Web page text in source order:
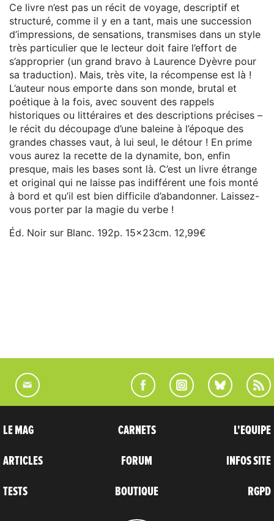
Ce livre n’est pas un récit de voyage, descriptif et
structuré, comme il y en a tant, mais une succession
d’impressions, de sensations, transmises dans un style
très particulier que le lecteur doit faire l’effort de
s’approprier (un grand bravo à Laurence Dyèvre pour
sa traduction). Mais, très vite, la récompense est là !
L’auteur nous emporte dans son monde, brutal et
poétique à la fois, avec souvent des rappels
historiques ou littéraires et des descriptions précises –
le récit du découpage d’une baleine à l’époque des
grandes chasses vaut, à lui seul, le détour ! En prime
vous aurez la recette de la dynamite, bon, enfin
presque, mais les bases sont là. C’est un livre étrange
et original qui ne laisse pas indifférent une fois monté
à bord et qu’il est bien difficile d’abandonner. Laissez-
vous porter par la magie du verbe !
Éd. Noir sur Blanc. 192p. 15x23cm. 12,99€
LE MAG
ARTICLES
TESTS
CARNETS
FORUM
BOUTIQUE
L'EQUIPE
INFOS SITE
RGPD